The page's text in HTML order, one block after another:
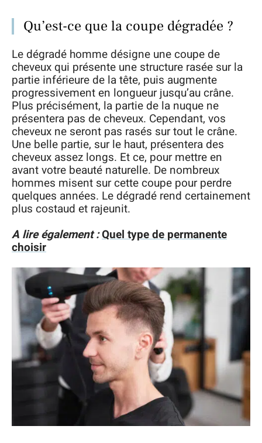
Qu’est-ce que la coupe dégradée ?
Le dégradé homme désigne une coupe de
cheveux qui présente une structure rasée sur la
partie inférieure de la tête, puis augmente
progressivement en longueur jusqu’au crâne.
Plus précisément, la partie de la nuque ne
présentera pas de cheveux. Cependant, vos
cheveux ne seront pas rasés sur tout le crâne.
Une belle partie, sur le haut, présentera des
cheveux assez longs. Et ce, pour mettre en
avant votre beauté naturelle. De nombreux
hommes misent sur cette coupe pour perdre
quelques années. Le dégradé rend certainement
plus costaud et rajeunit.
A lire également :Quel type de permanente
choisir